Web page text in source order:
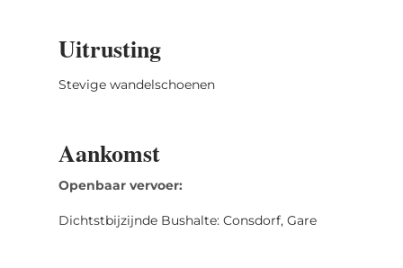
Uitrusting
Stevige wandelschoenen
Aankomst
Openbaar vervoer:
Dichtstbijzijnde Bushalte: Consdorf, Gare